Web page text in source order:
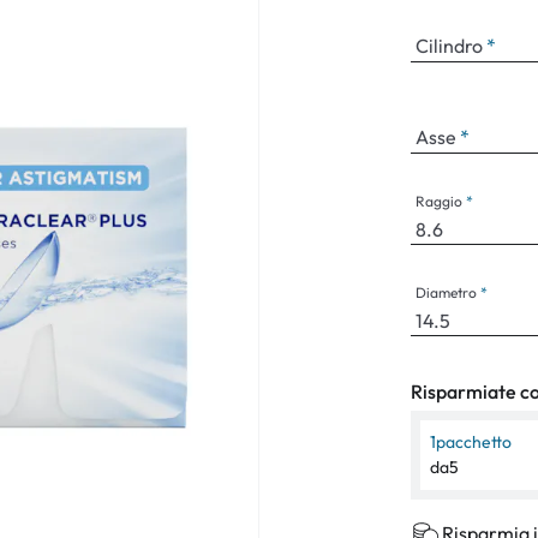
Cilindro
Asse
Raggio
Diametro
Risparmiate
1pacchetto
da5
Risparmia